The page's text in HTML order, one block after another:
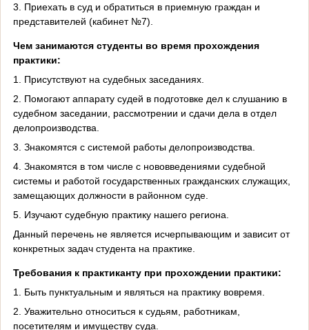
3. Приехать в суд и обратиться в приемную граждан и
представителей (кабинет №7).
Чем занимаются студенты во время прохождения
практики:
1. Присутствуют на судебных заседаниях.
2. Помогают аппарату судей в подготовке дел к слушанию в
судебном заседании, рассмотрении и сдачи дела в отдел
делопроизводства.
3. Знакомятся с системой работы делопроизводства.
4. Знакомятся в том числе с нововведениями судебной
системы и работой государственных гражданских служащих,
замещающих должности в районном суде.
5. Изучают судебную практику нашего региона.
Данный перечень не является исчерпывающим и зависит от
конкретных задач студента на практике.
Требования к практиканту при прохождении практики:
1. Быть пунктуальным и являться на практику вовремя.
2. Уважительно относиться к судьям, работникам,
посетителям и имуществу суда.